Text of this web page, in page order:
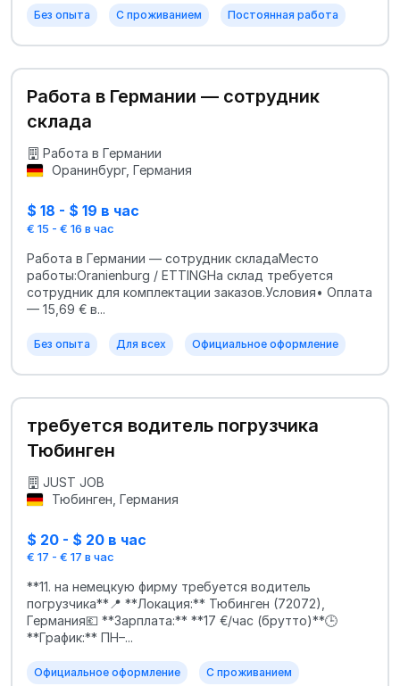
Без опыта С проживанием Постоянная работа
Работа в Германии — сотрудник
склада
Работа в Германии
Оранинбург, Германия
$ 18 - $ 19 в час
€ 15 - € 16 в час
Работа в Германии — сотрудник складаМесто
работы:Oranienburg / ETTINGНа склад требуется
сотрудник для комплектации заказов.Условия• Оплата
— 15,69 € в...
Без опыта Для всех Официальное оформление
требуется водитель погрузчика
Тюбинген
JUST JOB
Тюбинген, Германия
$ 20 - $ 20 в час
€ 17 - € 17 в час
**11. на немецкую фирму требуется водитель
погрузчика**📍 **Локация:** Тюбинген (72072),
Германия💶 **Зарплата:** **17 €/час (брутто)**🕒
**График:** ПН–...
Официальное оформление С проживанием